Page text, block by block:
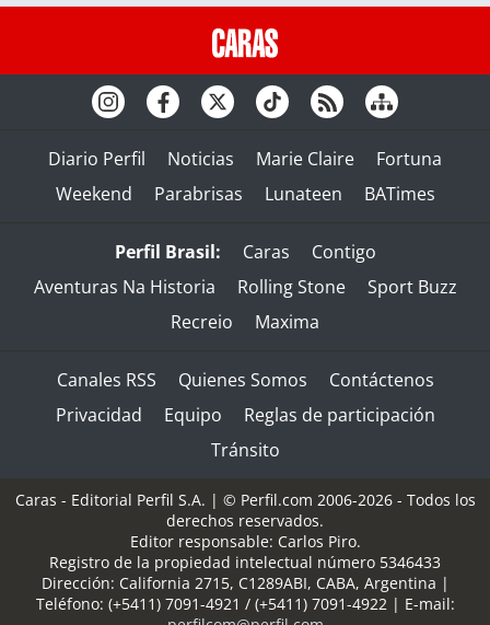
Diario Perfil Noticias Marie Claire
Fortuna
Weekend
Parabrisas Lunateen BATimes
Perfil Brasil: Caras
Contigo
Aventuras Na Historia
Rolling Stone
Sport Buzz
Recreio
Maxima
Canales RSS Quienes Somos
Contáctenos
Privacidad
Equipo
Reglas de participación
Tránsito
Caras - Editorial Perfil S.A. | © Perfil.com 2006-2026 - Todos los
derechos reservados.
Editor responsable: Carlos Piro.
Registro de la propiedad intelectual número 5346433
Dirección: California 2715, C1289ABI, CABA, Argentina |
Teléfono: (+5411) 7091-4921 / (+5411) 7091-4922| E-mail: